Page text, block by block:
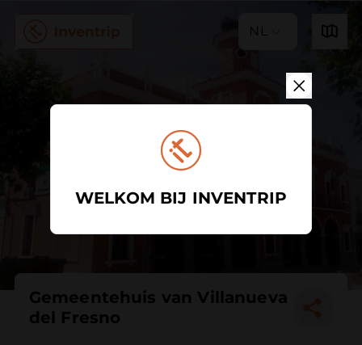
NL
Gemeentehuis van Villanueva
del Fresno
WELKOM BIJ INVENTRIP